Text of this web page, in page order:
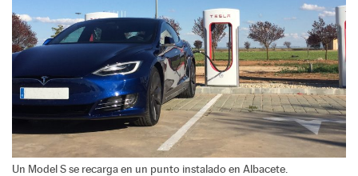
Un Model S se recarga en un punto instalado en Albacete.